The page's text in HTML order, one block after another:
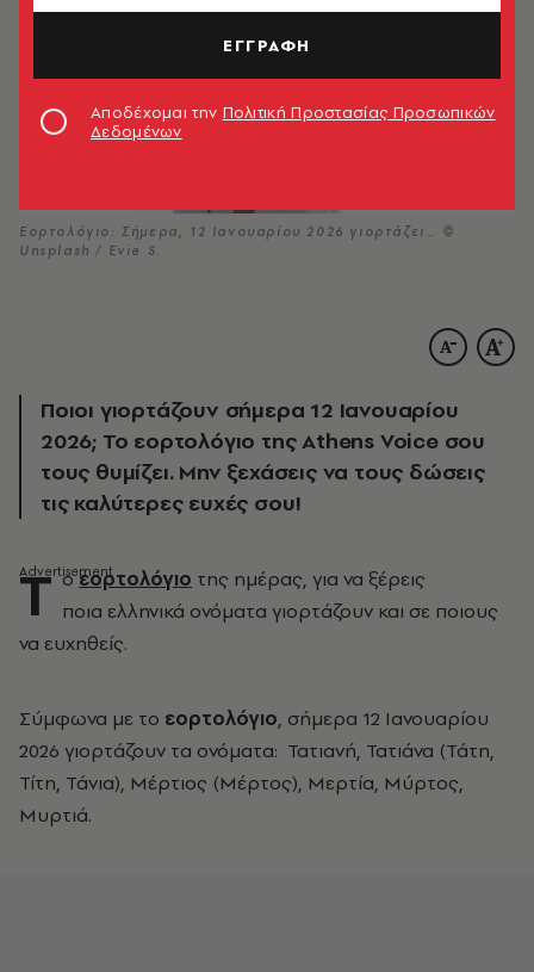
Εορτολόγιο: Σήμερα, 12 Ιανουαρίου 2026 γιορτάζει… ©
Unsplash / Evie S.
Ποιοι γιορτάζουν σήμερα 12 Ιανουαρίου
2026; Το εορτολόγιο της Athens Voice σου
τους θυμίζει. Μην ξεχάσεις να τους δώσεις
τις καλύτερες ευχές σου!
Τ ο εορτολόγιο της ημέρας, για να ξέρεις
ποια ελληνικά ονόματα γιορτάζουν και σε ποιους
να ευχηθείς.
Σύμφωνα με το εορτολόγιο, σήμερα 12 Ιανουαρίου
2026 γιορτάζουν τα ονόματα: Τατιανή, Τατιάνα (Τάτη,
Τίτη, Τάνια), Μέρτιος (Μέρτος), Μερτία, Μύρτος,
Μυρτιά.
ΕΓΓΡΑΦΗ
Αποδέχομαι την Πολιτική Προστασίας Προσωπικών
Δεδομένων